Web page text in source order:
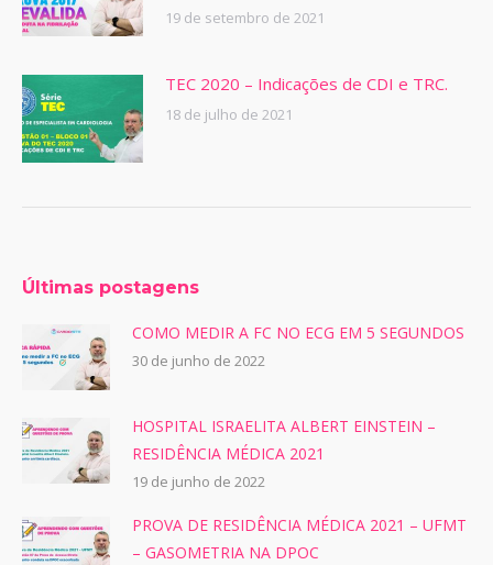
19 de setembro de 2021
TEC 2020 – Indicações de CDI e TRC.
18 de julho de 2021
Últimas postagens
COMO MEDIR A FC NO ECG EM 5 SEGUNDOS
30 de junho de 2022
HOSPITAL ISRAELITA ALBERT EINSTEIN –
RESIDÊNCIA MÉDICA 2021
19 de junho de 2022
PROVA DE RESIDÊNCIA MÉDICA 2021 – UFMT
– GASOMETRIA NA DPOC